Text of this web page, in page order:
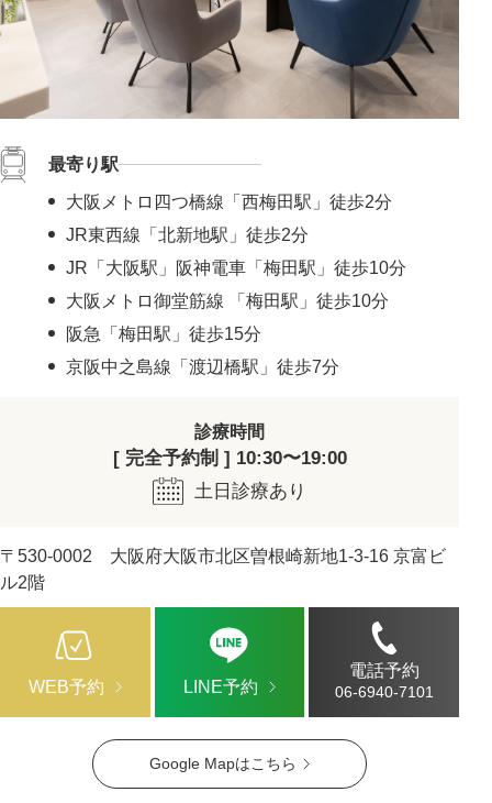
Google Mapはこちら
最寄り駅
大阪メトロ四つ橋線「西梅田駅」徒歩2分
JR東西線「北新地駅」徒歩2分
JR「大阪駅」阪神電車「梅田駅」徒歩10分
大阪メトロ御堂筋線 「梅田駅」徒歩10分
阪急「梅田駅」徒歩15分
京阪中之島線「渡辺橋駅」徒歩7分
診療時間
[ 完全予約制 ] 10:30〜19:00
土日診療あり
〒530-0002 大阪府大阪市北区曽根崎新地1-3-16 京富ビ
ル2階
WEB予約 LINE予約
電話予約
06-6940-7101